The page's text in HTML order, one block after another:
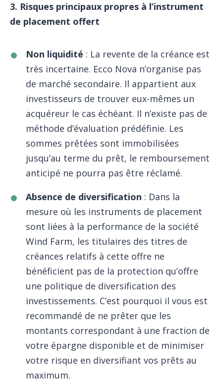
3. Risques principaux propres à l’instrument
de placement offert
Non liquidité : La revente de la créance est
très incertaine. Ecco Nova n’organise pas
de marché secondaire. Il appartient aux
investisseurs de trouver eux-mêmes un
acquéreur le cas échéant. Il n’existe pas de
méthode d’évaluation prédéfinie. Les
sommes prêtées sont immobilisées
jusqu’au terme du prêt, le remboursement
anticipé ne pourra pas être réclamé.
Absence de diversification : Dans la
mesure où les instruments de placement
sont liées à la performance de la société
Wind Farm, les titulaires des titres de
créances relatifs à cette offre ne
bénéficient pas de la protection qu’offre
une politique de diversification des
investissements. C’est pourquoi il vous est
recommandé de ne prêter que les
montants correspondant à une fraction de
votre épargne disponible et de minimiser
votre risque en diversifiant vos prêts au
maximum.